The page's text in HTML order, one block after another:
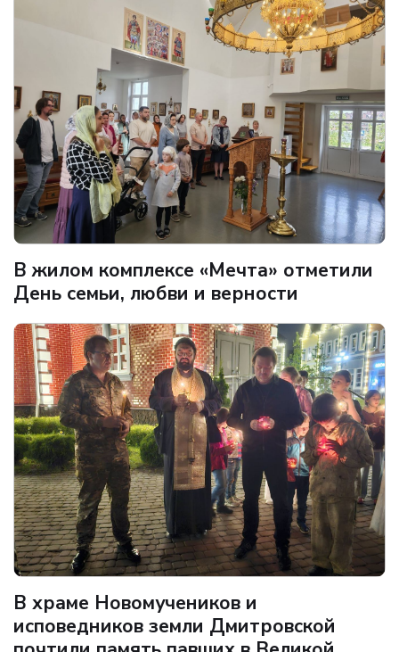
В жилом комплексе «Мечта» отметили
День семьи, любви и верности
В храме Новомучеников и
исповедников земли Дмитровской